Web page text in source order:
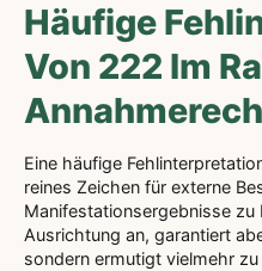
Häufige
Von 222 Im
Eine häufige
reines Zeichen für externe
Manifestationsergebnisse
Ausrichtung an, garantiert
sondern ermutigt vielmehr